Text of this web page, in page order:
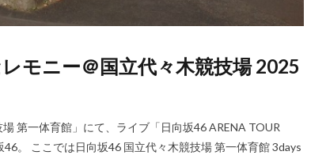
モニー＠国立代々木競技場 2025
第一体育館」にて、ライブ「日向坂46 ARENA TOUR
。 ここでは日向坂46 国立代々木競技場 第一体育館 3days